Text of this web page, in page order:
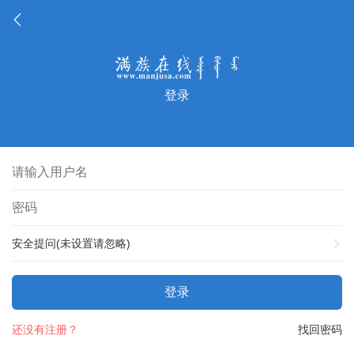
登录
安全提问(未设置请忽略)
登录
找回密码
还没有注册？